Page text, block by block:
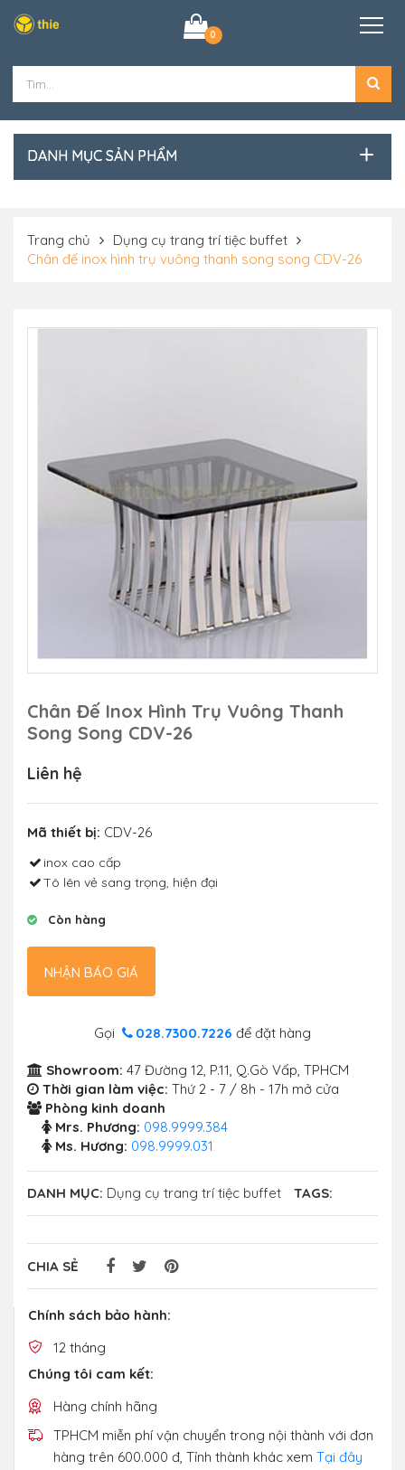
0
DANH MỤC SẢN PHẨM
Trang chủ
Dụng cụ trang trí tiệc buffet
Chân đế inox hình trụ vuông thanh song song CDV-26
Chân Đế Inox Hình Trụ Vuông Thanh
Song Song CDV-26
Liên hệ
Mã thiết bị: CDV-26
inox cao cấp
Tô lên vẻ sang trọng, hiện đại
Còn hàng
NHẬN BÁO GIÁ
Gọi 028.7300.7226 để đặt hàng
Showroom: 47 Đường 12, P.11, Q.Gò Vấp, TPHCM
Thời gian làm việc: Thứ 2 - 7 / 8h - 17h mở cửa
Phòng kinh doanh
Mrs. Phương: 098.9999.384
Ms. Hương: 098.9999.031
DANH MỤC: Dụng cụ trang trí tiệc buffet TAGS:
CHIA SẺ
Chính sách bảo hành:
12 tháng
Chúng tôi cam kết:
Hàng chính hãng
TPHCM miễn phí vận chuyển trong nội thành với đơn
hàng trên 600.000 đ, Tỉnh thành khác xem Tại đây